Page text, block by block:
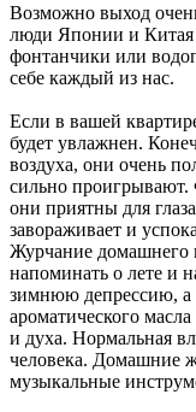
Возможно выход
люди Японии и
фонтанчики или
себе каждый из нас.
Если в вашей
будет увлажнен.
воздуха, они очень
сильно проигрывают.
они приятны для
завораживает и
Журчание домашнего
напоминать о лете и
зимнюю депрессию, а
ароматического
и духа. Нормальная
человека. Домашние
музыкальные